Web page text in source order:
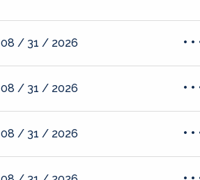
08 / 31 / 2026
08 / 31 / 2026
08 / 31 / 2026